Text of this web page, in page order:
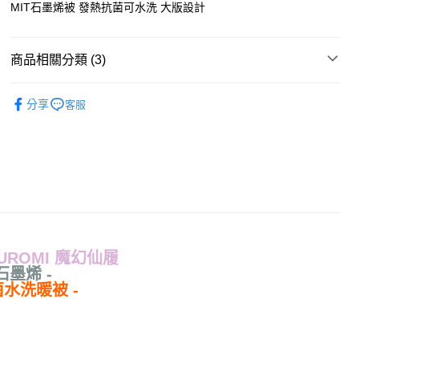
運送方式
每筆NT$80，滿NT$699(含以上)免運費
MIT石墨烯被 發熱抗菌可水洗 大版設計
商品相關分類 (3)
分享 客服
魔幻仙履
墨烯 -
洗暖被 -